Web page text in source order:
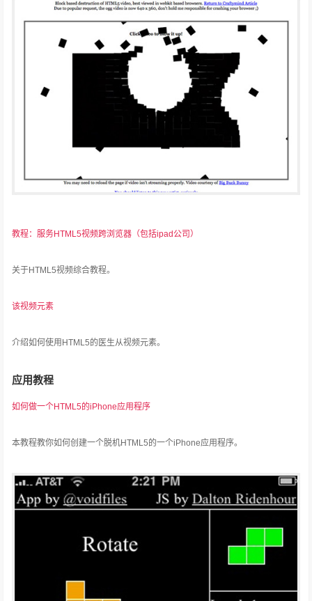
教程：服务HTML5视频跨浏览器（包括ipad公司）
关于HTML5视频综合教程。
该视频元素
介绍如何使用HTML5的医生从视频元素。
应用教程
如何做一个HTML5的iPhone应用程序
本教程教你如何创建一个脱机HTML5的一个iPhone应用程序。